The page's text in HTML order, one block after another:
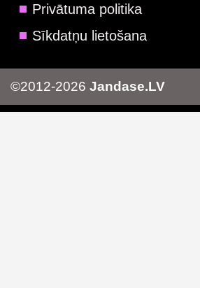
Privātuma politika
Sīkdatņu lietošana
©2012-2026 Jandase.LV